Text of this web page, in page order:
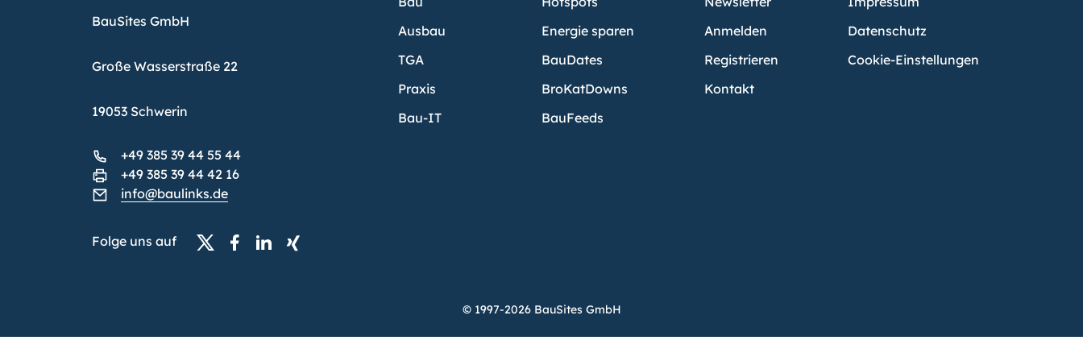
BauSites GmbH
Große Wasserstraße 22
19053 Schwerin
+49 385 39 44 55 44
+49 385 39 44 42 16
info@baulinks.de
Folge uns auf
Ausbau
TGA
Praxis
Bau-IT
Energie sparen
BauDates
BroKatDowns
BauFeeds
Anmelden
Registrieren
Kontakt
Datenschutz
Cookie-Einstellungen
© 1997-2026 BauSites GmbH